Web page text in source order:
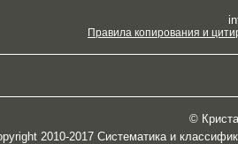
Правила копирования и
©
2010-2017 Систематика и